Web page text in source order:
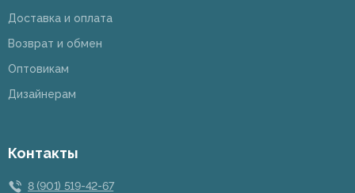
Доставка и оплата
Возврат и обмен
Оптовикам
Дизайнерам
Контакты
8 (901) 519-42-67